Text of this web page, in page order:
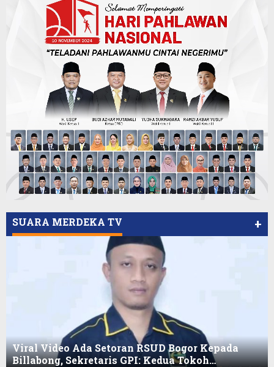
SUARA MERDEKA TV +
Viral Video Ada Setoran RSUD Bogor Kepada
Billabong, Sekretaris GPI: Kedua Tokoh…